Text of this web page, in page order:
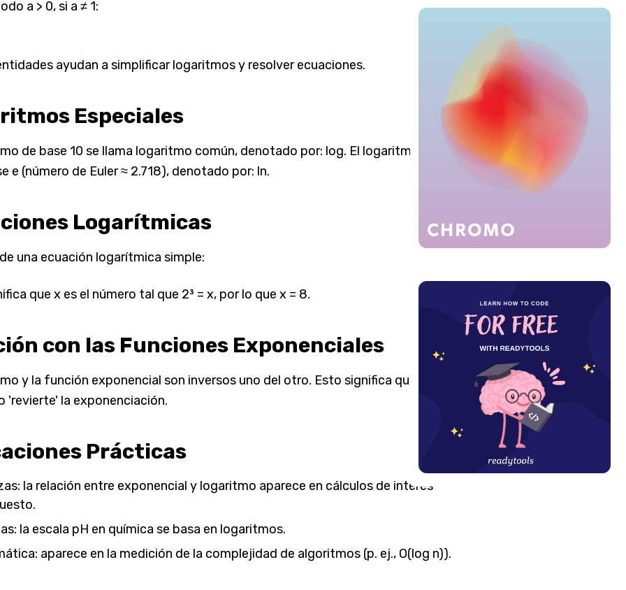
a > 0, si a ≠ 1:
ayudan a simplificar logaritmos y resolver ecuaciones.
Especiales
de base 10 se llama logaritmo común, denotado por: log. El logaritmo natural
e (número de Euler ≈ 2.718), denotado por: ln.
Logarítmicas
una ecuación logarítmica simple:
que x es el número tal que 2³ = x, por lo que x = 8.
con las Funciones Exponenciales
y la función exponencial son inversos uno del otro. Esto significa que el
'revierte' la exponenciación.
Prácticas
la relación entre exponencial y logaritmo aparece en cálculos de interés
la escala pH en química se basa en logaritmos.
aparece en la medición de la complejidad de algoritmos (p. ej., O(log n)).